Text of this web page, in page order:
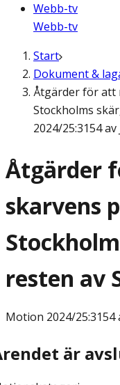
Webb-tv
Webb-tv
Start
Dokument &
Åtgärder för att
Stockholms
2024/25:3154
Åtgärder
skarvens
resten av
Motion 2024/25:3154
är